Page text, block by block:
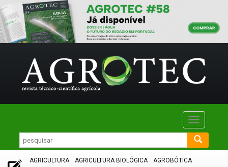
Toggle
AGRICULTURA AGRICULTURA BIOLÓGICA
AGROBÓTICA